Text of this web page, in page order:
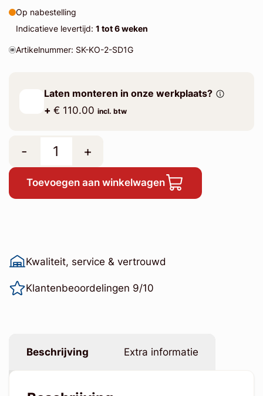
Op nabestelling
Indicatieve levertijd: 1 tot 6 weken
Artikelnummer: SK-KO-2-SD1G
Laten monteren in onze werkplaats?
+ € 110.00 incl. btw
- +
Toevoegen aan winkelwagen
Kwaliteit, service & vertrouwd
Klantenbeoordelingen 9/10
Beschrijving Extra informatie